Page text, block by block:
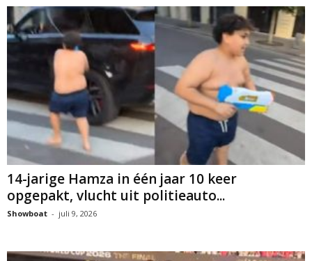
14-jarige Hamza in één jaar 10 keer
opgepakt, vlucht uit politieauto...
Showboat - juli 9, 2026